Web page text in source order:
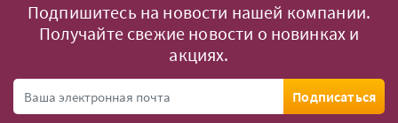
Подпишитесь на новости нашей компании.
Получайте свежие новости о новинках и
акциях.
Подписаться